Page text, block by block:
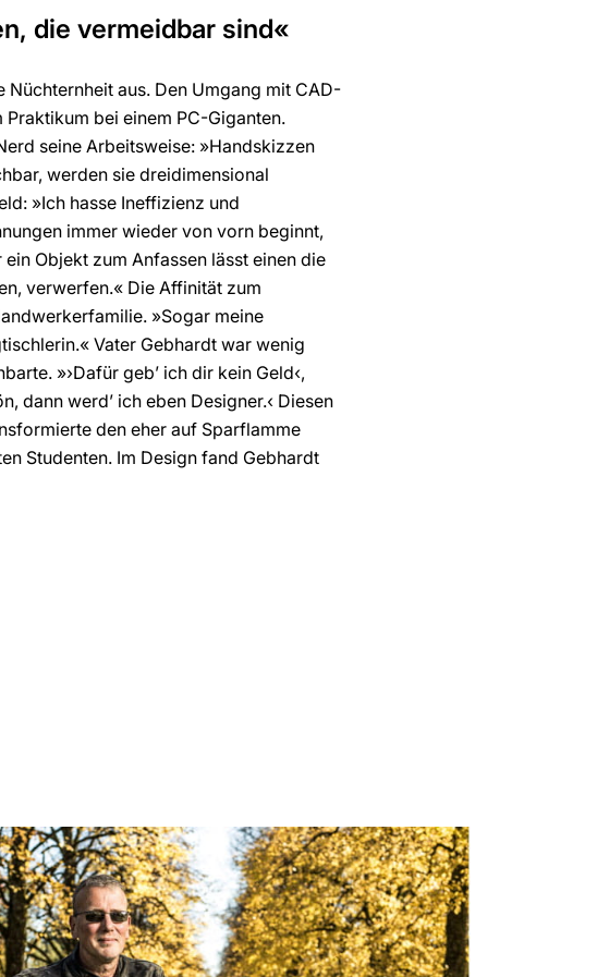
die vermeidbar sind«
aus. Den Umgang mit CAD-
bei einem PC-Giganten.
seine Arbeitsweise: »Handskizzen
werden sie dreidimensional
»Ich hasse Ineffizienz und
immer wieder von vorn beginnt,
Objekt zum Anfassen lässt einen die
verwerfen.« Die Affinität zum
»Sogar meine
Vater Gebhardt war wenig
»›Dafür geb’ ich dir kein Geld‹,
dann werd’ ich eben Designer.‹ Diesen
den eher auf Sparflamme
Studenten. Im Design fand Gebhardt